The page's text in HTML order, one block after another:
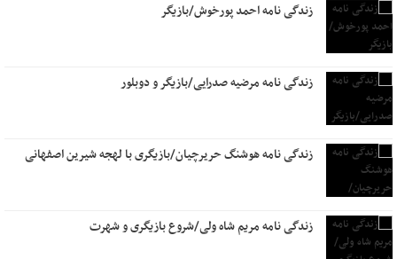
زندگی نامه احمد پورخوش/بازیگر
زندگی نامه مرضیه صدرایی/بازیگر و دوبلور
زندگی نامه هوشنگ حریرچیان/بازیگری با لهجه شیرین اصفهانی
زندگی نامه مریم شاه ولی/شروع بازیگری و شهرت